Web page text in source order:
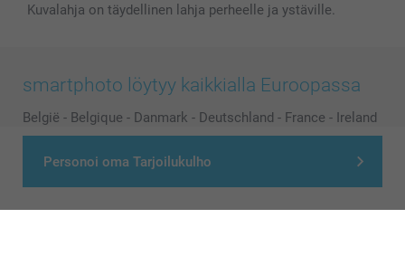
Personoi oma Tarjoilukulho
Kuvalahja on täydellinen lahja perheelle ja ystäville.
smartphoto löytyy kaikkialla Euroopassa
België - Belgique - Danmark - Deutschland - France - Ireland
Switzerland - Suomi - Sverige - United Kingdom
Other Countries